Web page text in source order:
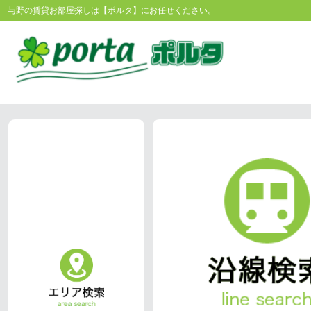
与野の賃貸お部屋探しは【ポルタ】にお任せください。